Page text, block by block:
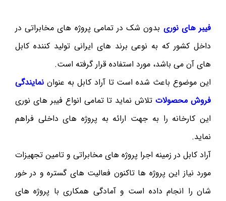
فیبر های نوری بدون شک در تمامی پروژه های مخابراتی در
داخل کشور که به نوعی برند های ایرانی تولید کننده کابل
های آن می باشد، مورد استفاده قرار گرفته است.
این موضوع باعث شده است تا آراد کابل به عنوان نمایندگی
فروش محصولات تلاش نماید تا تمامی انواع فیبر های نوری
این کارخانه را به جهت ارائه به پروژه های داخلی فراهم
نماید.
آراد کابل در زمینه اجرا پروژه های مخابراتی و تامین تجهیزات
مورد نیاز این پروژه ها تاکنون فعالیت های گستره و در خور
شان را انجام داده است و آمادگی همکاری با پروژه های